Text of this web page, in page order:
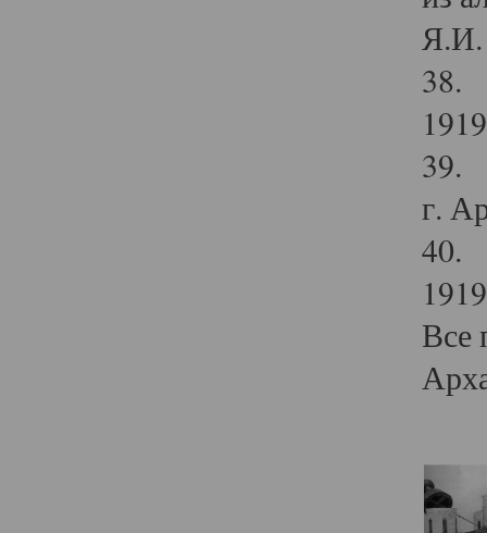
Я.И.
38.
39.
г.
40.
Все